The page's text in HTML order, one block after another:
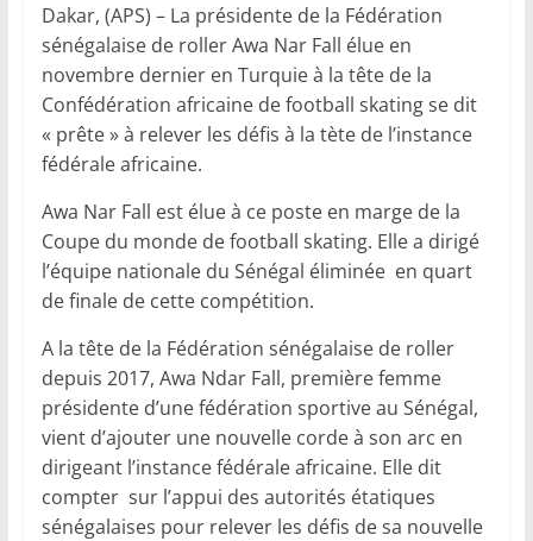
Dakar, (APS) – La présidente de la Fédération
sénégalaise de roller Awa Nar Fall élue en
novembre dernier en Turquie à la tête de la
Confédération africaine de football skating se dit
« prête » à relever les défis à la tète de l’instance
fédérale africaine.
Awa Nar Fall est élue à ce poste en marge de la
Coupe du monde de football skating. Elle a dirigé
l’équipe nationale du Sénégal éliminée en quart
de finale de cette compétition.
A la tête de la Fédération sénégalaise de roller
depuis 2017, Awa Ndar Fall, première femme
présidente d’une fédération sportive au Sénégal,
vient d’ajouter une nouvelle corde à son arc en
dirigeant l’instance fédérale africaine. Elle dit
compter sur l’appui des autorités étatiques
sénégalaises pour relever les défis de sa nouvelle